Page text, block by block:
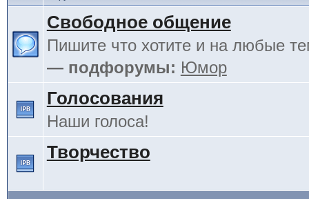
Свободное общение
Пишите что хотите и на любые
— подфорумы: Юмор
Голосования
Наши голоса!
Творчество